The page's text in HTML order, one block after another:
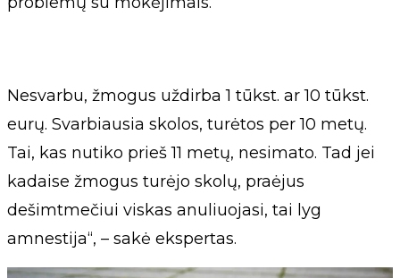
Nesvarbu, žmogus uždirba 1 tūkst. ar 10 tūkst.
eurų. Svarbiausia skolos, turėtos per 10 metų.
Tai, kas nutiko prieš 11 metų, nesimato. Tad jei
kadaise žmogus turėjo skolų, praėjus
dešimtmečiui viskas anuliuojasi, tai lyg
amnestija“, – sakė ekspertas.